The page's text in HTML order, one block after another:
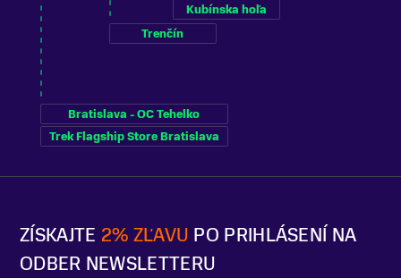
ZÍSKAJTE 2% ZĽAVU PO PRIHLÁSENÍ NA
ODBER NEWSLETTERU
Bratislava - OC Tehelko
Trek Flagship Store Bratislava
Trenčín
Kubínska hoľa